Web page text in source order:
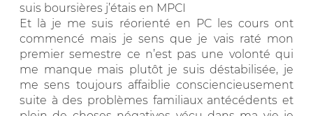
suis boursières j’étais en MPCI
Et là je me suis réorienté en PC les cours ont
commencé mais je sens que je vais raté mon
premier semestre ce n’est pas une volonté qui
me manque mais plutôt je suis déstabilisée, je
me sens toujours affaiblie consciencieusement
suite à des problèmes familiaux antécédents et